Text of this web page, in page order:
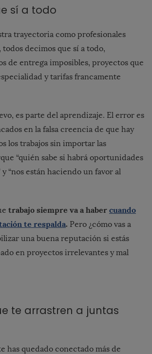
sí a todo
trayectoria como profesionales
decimos que sí a todo,
de entrega imposibles, proyectos que
y tarifas francamente
es parte del aprendizaje. El error es
en la falsa creencia de que hay
los trabajos sin importar las
“quién sabe si habrá oportunidades
“nos están haciendo un favor al
trabajo siempre va a haber cuando
te respalda. Pero ¿cómo vas a
una buena reputación si estás
en proyectos irrelevantes y mal
te arrastren a juntas
has quedado conectado más de